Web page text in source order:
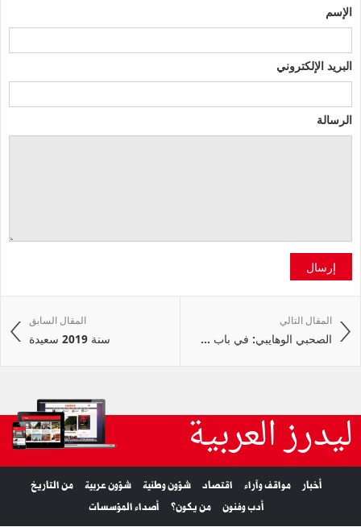
الإسم
البريد الإلكتروني
الرسالة
إرسال
المقال السابق
سنة 2019 سعيدة
المقال التالي
الصحبي الوهايبي: في باب ...
ليدرز العربية
أخبار مواقف وآراء اقتصاد شؤون وطنية شؤون عربية
من التاريخ
أدب وفنون
من يكون؟ أصداء المؤسسات